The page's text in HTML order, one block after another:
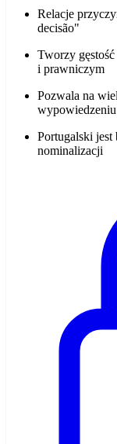
Relacje
decisão"
Tworzy
i prawniczym
Pozwala na
wypowiedzeniu
Portugalski jest
nominalizacji